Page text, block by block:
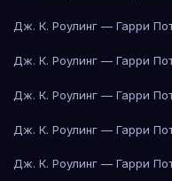
Дж. К. Роулинг — Гарри
Дж. К. Роулинг — Гарри
Дж. К. Роулинг — Гарри
Дж. К. Роулинг — Гарри
Дж. К. Роулинг — Гарри